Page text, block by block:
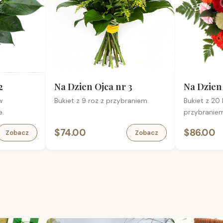
Zobacz
Na Dzien Ojca nr 3
Bukiet z 9 roz z przybraniem.
$74.00 Zobacz
Na
Bukiet z 20
$86.00